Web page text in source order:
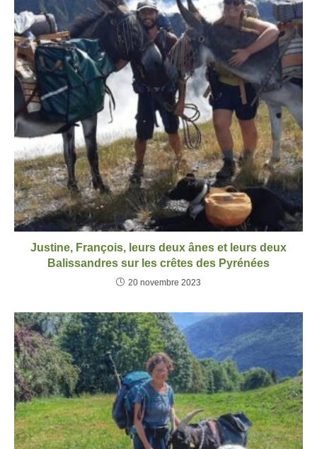
Justine, François, leurs deux ânes et leurs deux
Balissandres sur les crêtes des Pyrénées
20 novembre 2023